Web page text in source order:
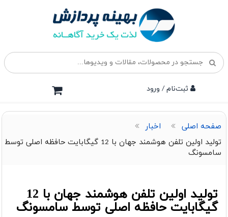
ثبت‌نام / ورود
صفحه اصلی
اخبار
تولید اولین تلفن هوشمند جهان با 12 گیگابایت حافظه اصلی توسط
سامسونگ
تولید اولین تلفن هوشمند جهان با 12
گیگابایت حافظه اصلی توسط سامسونگ